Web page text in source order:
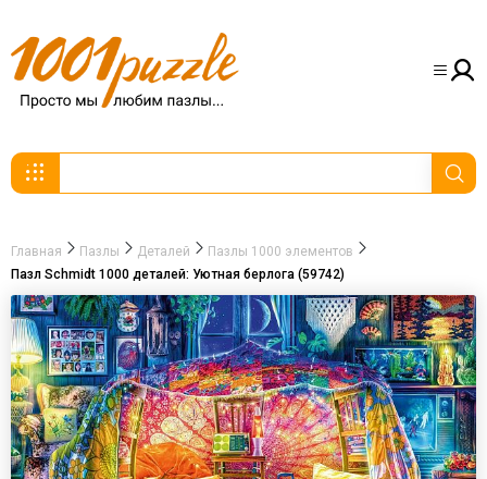
Главная Пазлы Деталей
Пазлы 1000 элементов
Пазл Schmidt 1000 деталей: Уютная берлога (59742)